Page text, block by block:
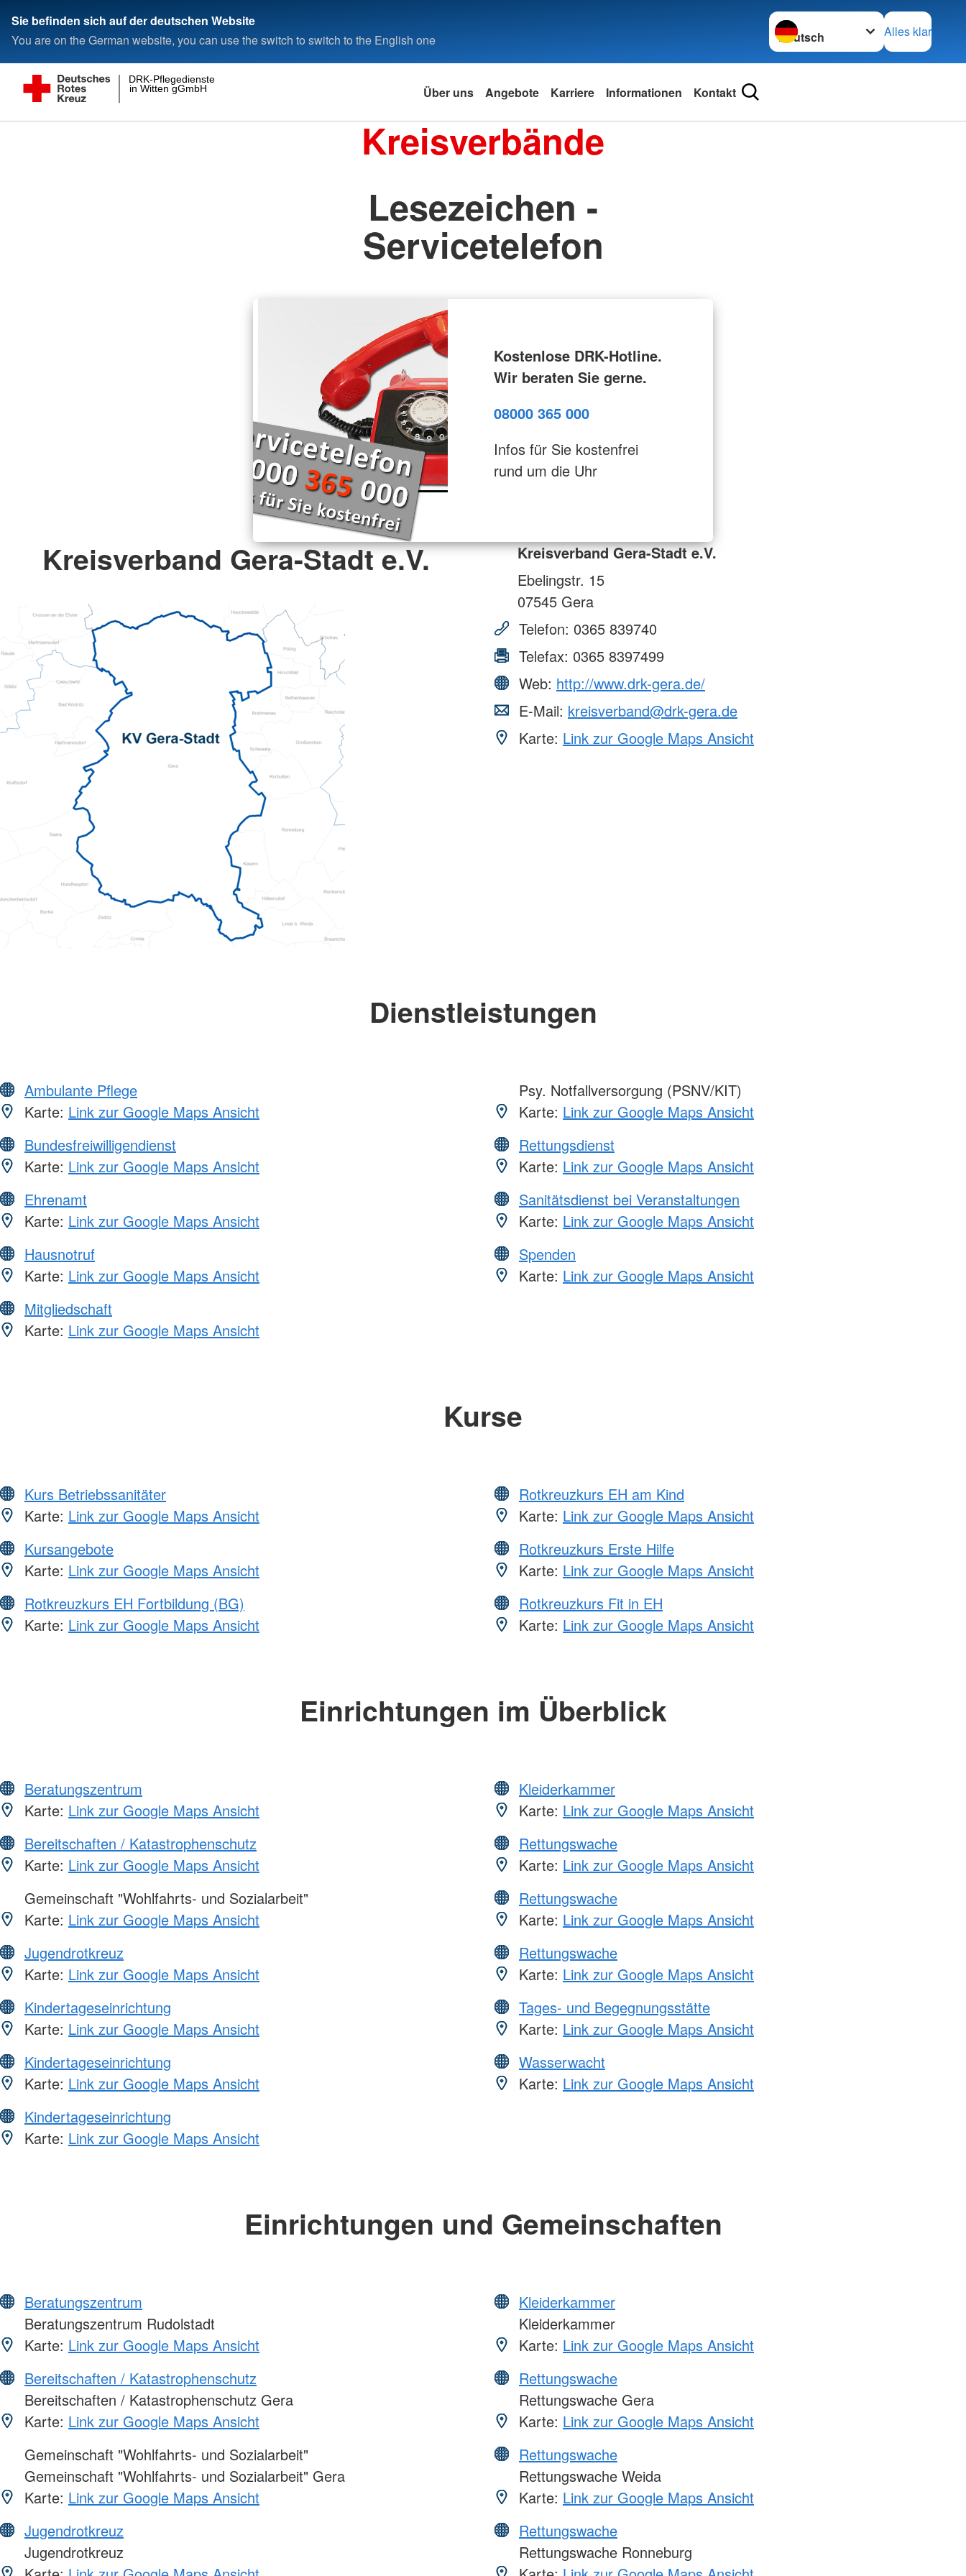
Sie befinden sich auf der deutschen Website
You are on the German website, you can use the switch to switch to the English one
Sprache wechseln zu
Alles klar
in Witten gGmbH
DRK-Pflegedienste
Über uns Angebote Karriere Informationen Kontakt
Kreisverbände
Lesezeichen -
Servicetelefon
Kostenlose DRK-Hotline.
Wir beraten Sie gerne.
08000 365 000
Infos für Sie kostenfrei
rund um die Uhr
Kreisverband Gera-Stadt e.V.
Kreisverband Gera-Stadt e.V.
Ebelingstr. 15
07545 Gera
Telefon: 0365 839740
Telefax: 0365 8397499
Web: http://www.drk-gera.de/
E-Mail: kreisverband@drk-gera.de
Karte: Link zur Google Maps Ansicht
Dienstleistungen
Ambulante Pflege
Karte: Link zur Google Maps Ansicht
Bundesfreiwilligendienst
Karte: Link zur Google Maps Ansicht
Ehrenamt
Karte: Link zur Google Maps Ansicht
Hausnotruf
Karte: Link zur Google Maps Ansicht
Mitgliedschaft
Karte: Link zur Google Maps Ansicht
Psy. Notfallversorgung (PSNV/KIT)
Karte: Link zur Google Maps Ansicht
Rettungsdienst
Karte: Link zur Google Maps Ansicht
Sanitätsdienst bei Veranstaltungen
Karte: Link zur Google Maps Ansicht
Spenden
Karte: Link zur Google Maps Ansicht
Kurse
Kurs Betriebssanitäter
Karte: Link zur Google Maps Ansicht
Kursangebote
Karte: Link zur Google Maps Ansicht
Rotkreuzkurs EH Fortbildung (BG)
Karte: Link zur Google Maps Ansicht
Rotkreuzkurs EH am Kind
Karte: Link zur Google Maps Ansicht
Rotkreuzkurs Erste Hilfe
Karte: Link zur Google Maps Ansicht
Rotkreuzkurs Fit in EH
Karte: Link zur Google Maps Ansicht
Einrichtungen im Überblick
Beratungszentrum
Karte: Link zur Google Maps Ansicht
Bereitschaften / Katastrophenschutz
Karte: Link zur Google Maps Ansicht
Gemeinschaft "Wohlfahrts- und Sozialarbeit"
Karte: Link zur Google Maps Ansicht
Jugendrotkreuz
Karte: Link zur Google Maps Ansicht
Kindertageseinrichtung
Karte: Link zur Google Maps Ansicht
Kindertageseinrichtung
Karte: Link zur Google Maps Ansicht
Kindertageseinrichtung
Karte: Link zur Google Maps Ansicht
Kleiderkammer
Karte: Link zur Google Maps Ansicht
Rettungswache
Karte: Link zur Google Maps Ansicht
Rettungswache
Karte: Link zur Google Maps Ansicht
Rettungswache
Karte: Link zur Google Maps Ansicht
Tages- und Begegnungsstätte
Karte: Link zur Google Maps Ansicht
Wasserwacht
Karte: Link zur Google Maps Ansicht
Einrichtungen und Gemeinschaften
Beratungszentrum
Beratungszentrum Rudolstadt
Karte: Link zur Google Maps Ansicht
Bereitschaften / Katastrophenschutz
Bereitschaften / Katastrophenschutz Gera
Karte: Link zur Google Maps Ansicht
Gemeinschaft "Wohlfahrts- und Sozialarbeit"
Gemeinschaft "Wohlfahrts- und Sozialarbeit" Gera
Karte: Link zur Google Maps Ansicht
Jugendrotkreuz
Jugendrotkreuz
Kleiderkammer
Kleiderkammer
Karte: Link zur Google Maps Ansicht
Rettungswache
Rettungswache Gera
Karte: Link zur Google Maps Ansicht
Rettungswache
Rettungswache Weida
Karte: Link zur Google Maps Ansicht
Rettungswache
Rettungswache Ronneburg